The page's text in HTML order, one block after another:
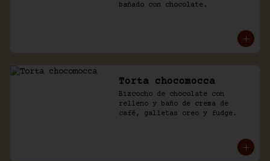
bañado con chocolate.
Torta chocomocca
Bizcocho de chocolate con
relleno y baño de crema de
café, galletas oreo y fudge.